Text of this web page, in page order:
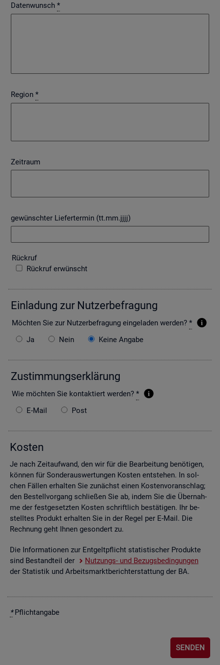
Datenwunsch *
Region *
Zeitraum
gewünschter Liefertermin (tt.mm.jjjj)
Rück­ruf
Rückruf erwünscht
Ein­la­dung zur Nut­zer­be­fra­gung
Möch­ten Sie zur Nut­zer­be­fra­gung ein­ge­la­den wer­den? *
Ja
Nein Keine Angabe
Zu­stim­mungs­er­klä­rung
Wie möch­ten Sie kon­tak­tiert wer­den? *
E-Mail
Post
Kos­ten
Je nach Zeit­auf­wand, den wir für die Be­ar­bei­tung be­nö­ti­gen,
kön­nen für Son­der­aus­wer­tun­gen Kos­ten ent­ste­hen. In sol­
chen Fäl­len er­hal­ten Sie zu­nächst einen Kos­ten­vor­anschlag;
den Be­stell­vor­gang schlie­ßen Sie ab, indem Sie die Über­nah­
me der fest­ge­setz­ten Kos­ten schrift­lich be­stä­ti­gen. Ihr be­
stell­tes Pro­dukt er­hal­ten Sie in der Regel per E-Mail. Die
Rech­nung geht Ihnen ge­son­dert zu.
Die In­for­ma­tio­nen zur Ent­gelt­pflicht sta­tis­ti­scher Pro­duk­te
sind Be­stand­teil der
Nut­zungs- und Be­zugs­be­din­gun­gen
der Sta­tis­tik und Ar­beits­markt­be­richt­erstat­tung der BA.
*Pflicht­an­ga­be